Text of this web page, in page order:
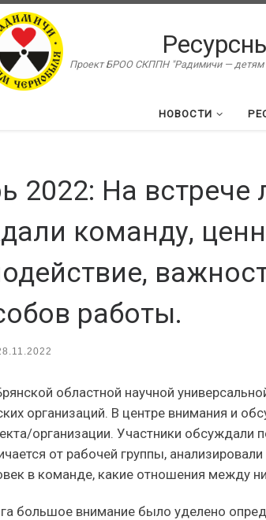
Проект БРОО СКППН "Радимичи — детям
НОВОСТИ
2022: На
команду,
работы.
областной научной
организаций. В центре внимания и
организации. Участники обсуждали
от рабочей группы,
в команде, какие отношения между
большое внимание было уделено